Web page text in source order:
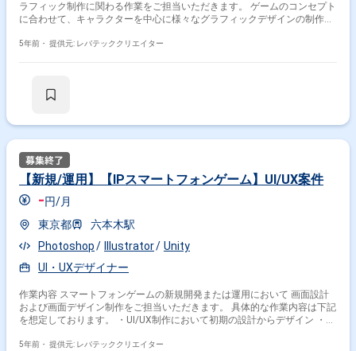
ラフィック制作に関わる作業をご担当いただきます。 ゲームのコンセプト
に合わせて、キャラクターを中心に様々なグラフィックデザインの制作や
業例 ・衣装やキャラクター形態等のデザイン案出し（ラフレベル） ・作
5年前・ 提供元: レバテッククリエイター
【新規/運用】【IPスマートフォンゲーム】UI/UX案件
-円/月
東京都
六本木駅
Photoshop
Illustrator
Unity
UI・UXデザイナー
作業内容 スマートフォンゲームの新規開発または運用において 画面設計
および画面デザイン制作をご担当いただきます。 具体的な作業内容は下記
を想定しております。 ・UI/UX制作において初期の設計からデザイン ・ワ
としてメンバー管理～企画・開発セクション間連携をとる
5年前・ 提供元: レバテッククリエイター